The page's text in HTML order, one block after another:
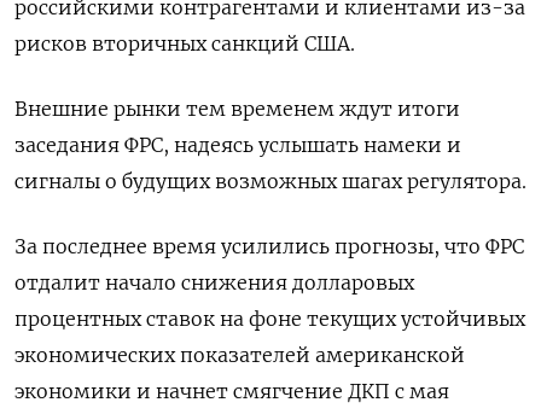
российскими контрагентами и клиентами из-за
рисков вторичных санкций США.
Внешние рынки тем временем ждут итоги
заседания ФРС, надеясь услышать намеки и
сигналы о будущих возможных шагах регулятора.
За последнее время усилились прогнозы, что ФРС
отдалит начало снижения долларовых
процентных ставок на фоне текущих устойчивых
экономических показателей американской
экономики и начнет смягчение ДКП с мая